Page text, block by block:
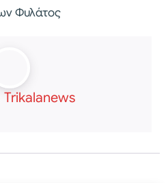
Φυλάτος
Trikalanews